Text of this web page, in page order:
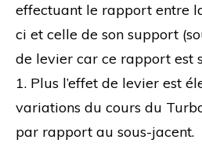
effectuant le rapport entre
ci et celle de son support
de levier car ce rapport est
1. Plus l’effet de levier est
variations du cours du
par rapport au sous-jacent.